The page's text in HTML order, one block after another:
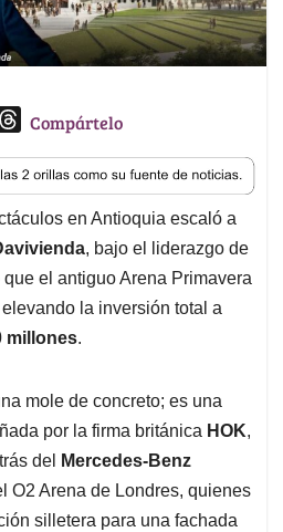
T
r
e
a
d
s
Compártelo
en Antioquia escaló a
, bajo el liderazgo de
el antiguo Arena Primavera
elevando la inversión total a
millones.
mole de concreto; es una
por la firma británica HOK,
del
Mercedes-Benz
O2 Arena de Londres, quienes
silletera para una fachada